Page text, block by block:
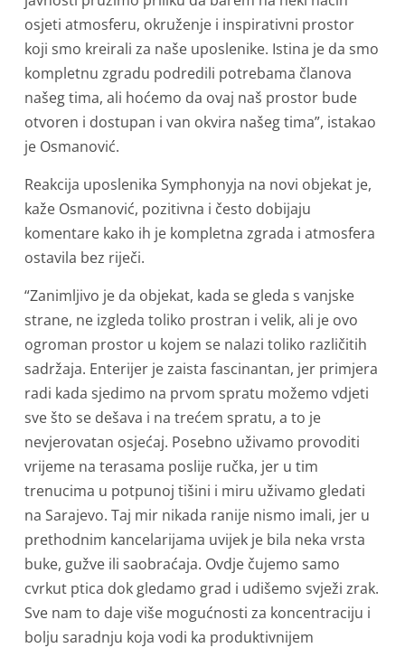
osjeti atmosferu, okruženje i inspirativni prostor
koji smo kreirali za naše uposlenike. Istina je da smo
kompletnu zgradu podredili potrebama članova
našeg tima, ali hoćemo da ovaj naš prostor bude
otvoren i dostupan i van okvira našeg tima”, istakao
je Osmanović.
Reakcija uposlenika Symphonyja na novi objekat je,
kaže Osmanović, pozitivna i često dobijaju
komentare kako ih je kompletna zgrada i atmosfera
ostavila bez riječi.
“Zanimljivo je da objekat, kada se gleda s vanjske
strane, ne izgleda toliko prostran i velik, ali je ovo
ogroman prostor u kojem se nalazi toliko različitih
sadržaja. Enterijer je zaista fascinantan, jer primjera
radi kada sjedimo na prvom spratu možemo vdjeti
sve što se dešava i na trećem spratu, a to je
nevjerovatan osjećaj. Posebno uživamo provoditi
vrijeme na terasama poslije ručka, jer u tim
trenucima u potpunoj tišini i miru uživamo gledati
na Sarajevo. Taj mir nikada ranije nismo imali, jer u
prethodnim kancelarijama uvijek je bila neka vrsta
buke, gužve ili saobraćaja. Ovdje čujemo samo
cvrkut ptica dok gledamo grad i udišemo svježi zrak.
Sve nam to daje više mogućnosti za koncentraciju i
bolju saradnju koja vodi ka produktivnijem